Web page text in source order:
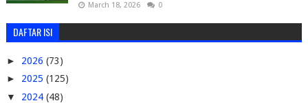
March 18, 2026 0
DAFTAR ISI
► 2026 (73)
► 2025 (125)
▼ 2024 (48)